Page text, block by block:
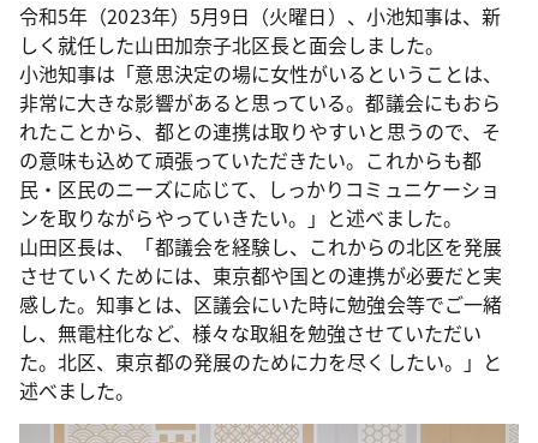
令和5年（2023年）5月9日（火曜日）、小池知事は、新
しく就任した山田加奈子北区長と面会しました。
小池知事は「意思決定の場に女性がいるということは、
非常に大きな影響があると思っている。都議会にもおら
れたことから、都との連携は取りやすいと思うので、そ
の意味も込めて頑張っていただきたい。これからも都
民・区民のニーズに応じて、しっかりコミュニケーショ
ンを取りながらやっていきたい。」と述べました。
山田区長は、「都議会を経験し、これからの北区を発展
させていくためには、東京都や国との連携が必要だと実
感した。知事とは、区議会にいた時に勉強会等でご一緒
し、無電柱化など、様々な取組を勉強させていただい
た。北区、東京都の発展のために力を尽くしたい。」と
述べました。